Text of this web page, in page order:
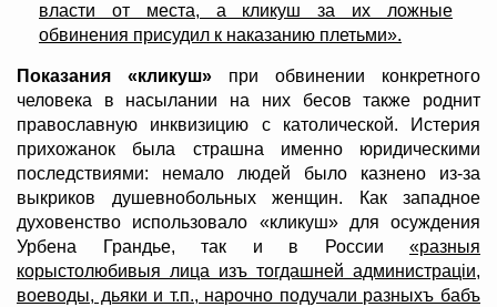
власти от места, а кликуш за их ложные
обвинения присудил к наказанию плетьми».
Показания «кликуш» при обвинении конкретного
человека в насылании на них бесов также роднит
православную инквизицию с католической. Истерия
прихожанок была страшна именно юридическими
последствиями: немало людей было казнено из-за
выкриков душевнобольных женщин. Как западное
духовенство использовало «кликуш» для осуждения
Урбена Грандье, так и в России «разныя
корыстолюбивыя лица изъ тогдашней администрацiи,
воеводы, дьяки и т.п., нарочно подучали разныхъ бабъ